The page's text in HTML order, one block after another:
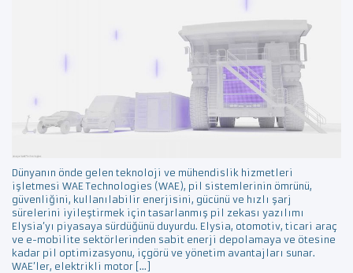
Dünyanın önde gelen teknoloji ve mühendislik hizmetleri
işletmesi WAE Technologies (WAE), pil sistemlerinin ömrünü,
güvenliğini, kullanılabilir enerjisini, gücünü ve hızlı şarj
sürelerini iyileştirmek için tasarlanmış pil zekası yazılımı
Elysia’yı piyasaya sürdüğünü duyurdu. Elysia, otomotiv, ticari araç
ve e-mobilite sektörlerinden sabit enerji depolamaya ve ötesine
kadar pil optimizasyonu, içgörü ve yönetim avantajları sunar.
WAE’ler, elektrikli motor […]